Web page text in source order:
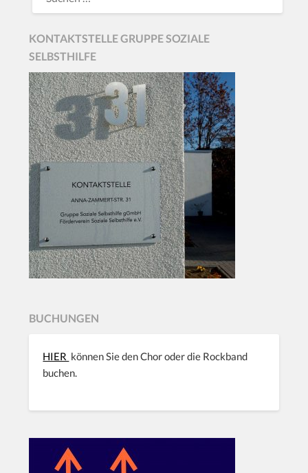
KONTAKTSTELLE GRUPPE SOZIALE
SELBSTHILFE
BUCHUNGEN
HIER können Sie den Chor oder die Rockband
buchen.